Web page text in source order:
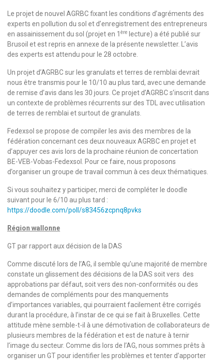
Le projet de nouvel AGRBC fixant les conditions d’agréments des
experts en pollution du sol et d’enregistrement des entrepreneurs
en assainissement du sol (projet en 1 ère lecture) a été publié sur
Brusoil et est repris en annexe de la présente newsletter. L’avis
des experts est attendu pour le 28 octobre.
Un projet d’AGRBC sur les granulats et terres de remblai devrait
nous être transmis pour le 10/10 au plus tard, avec une demande
de remise d’avis dans les 30 jours. Ce projet d’AGRBC s’inscrit dans
un contexte de problèmes récurrents sur des TDL avec utilisation
de terres de remblai et surtout de granulats.
Fedexsol se propose de compiler les avis des membres de la
fédération concernant ces deux nouveaux AGRBC en projet et
d’appuyer ces avis lors de la prochaine réunion de concertation
BE-VEB-Vobas-Fedexsol. Pour ce faire, nous proposons
d’organiser un groupe de travail commun à ces deux thématiques.
Si vous souhaitez y participer, merci de compléter le doodle
suivant pour le 6/10 au plus tard :
https://doodle.com/poll/s83456zcpnq8pvks
Région wallonne
GT par rapport aux décision de la DAS
Comme discuté lors de l’AG, il semble qu’une majorité de membre
constate un glissement des décisions de la DAS soit vers des
approbations par défaut, soit vers des non-conformités ou des
demandes de compléments pour des manquements
d’importances variables, qui pourraient facilement être corrigés
durant la procédure, à l’instar de ce qui se fait à Bruxelles. Cette
attitude mène semble-t-il à une démotivation de collaborateurs de
plusieurs membres de la fédération et est de nature à ternir
l’image du secteur. Comme dis lors de l’AG, nous sommes prêts à
organiser un GT pour identifier les problèmes et tenter d’apporter